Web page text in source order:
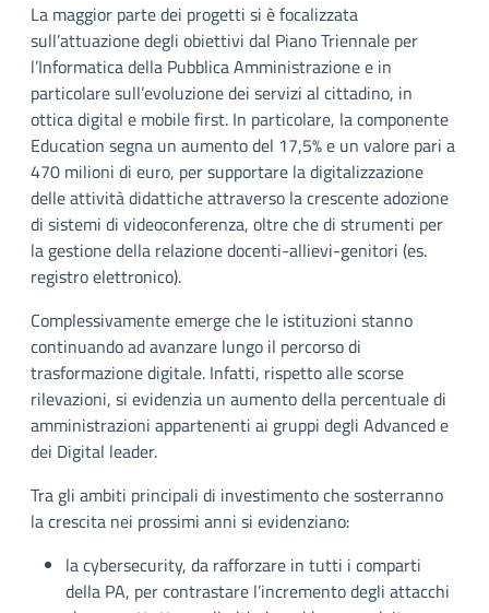
La maggior parte dei progetti si è focalizzata
sull’attuazione degli obiettivi dal Piano Triennale per
l’Informatica della Pubblica Amministrazione e in
particolare sull’evoluzione dei servizi al cittadino, in
ottica digital e mobile first. In particolare, la componente
Education segna un aumento del 17,5% e un valore pari a
470 milioni di euro, per supportare la digitalizzazione
delle attività didattiche attraverso la crescente adozione
di sistemi di videoconferenza, oltre che di strumenti per
la gestione della relazione docenti-allievi-genitori (es.
registro elettronico).
Complessivamente emerge che le istituzioni stanno
continuando ad avanzare lungo il percorso di
trasformazione digitale. Infatti, rispetto alle scorse
rilevazioni, si evidenzia un aumento della percentuale di
amministrazioni appartenenti ai gruppi degli Advanced e
dei Digital leader.
Tra gli ambiti principali di investimento che sosterranno
la crescita nei prossimi anni si evidenziano:
la cybersecurity, da rafforzare in tutti i comparti
della PA, per contrastare l’incremento degli attacchi